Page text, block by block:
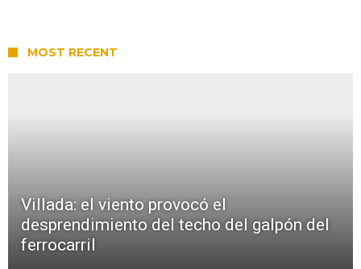
MOST RECENT
Villada: el viento provocó el
desprendimiento del techo del galpón del
ferrocarril